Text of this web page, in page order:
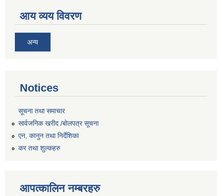
आय व्यय विवरण
अन्य
Notices
सूचना तथा समाचार
सार्वजनिक खरीद /बोलपत्र सूचना
एन, कानुन तथा निर्देशिका
कर तथा शुल्कहरु
आपत्कालिन नम्बरहरु